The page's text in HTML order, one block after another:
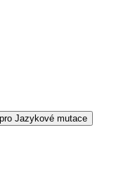
Jazykové mutace